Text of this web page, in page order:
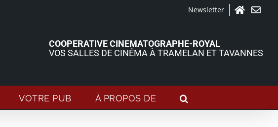
Newsletter
COOPERATIVE CINEMATOGRAPHE-ROYAL
VOS SALLES DE CINÉMA À TRAMELAN ET TAVANNES
VOTRE PUB À PROPOS DE